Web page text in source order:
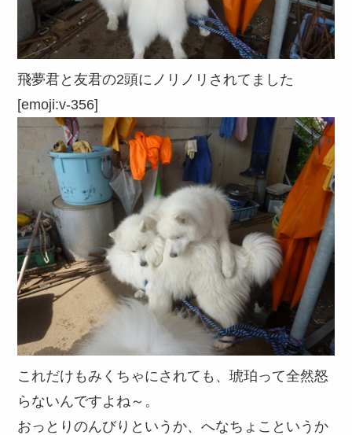
飛夢君と友君の2頭にノリノリされてました
[emoji:v-356]
これだけもみくちゃにされても、琥珀って全然怒
らないんですよね～。
おっとりのんびりというか、へなちょこというか